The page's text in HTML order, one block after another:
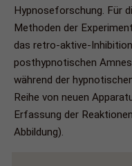
Hypnoseforschung. Für
Methoden der
das retro-aktive-
posthypnotischen
während der
Reihe von neuen
Erfassung der
Abbildung).